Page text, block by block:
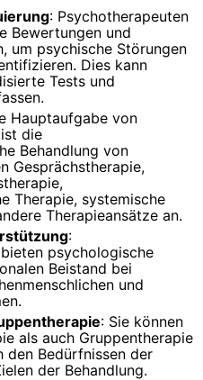
: Psychotherapeuten
Bewertungen und
um psychische Störungen
Dies kann
Tests und
Hauptaufgabe von
die
Behandlung von
Gesprächstherapie,
Therapie, systemische
Therapieansätze an.
:
psychologische
Beistand bei
und
: Sie können
als auch Gruppentherapie
den Bedürfnissen der
der Behandlung.